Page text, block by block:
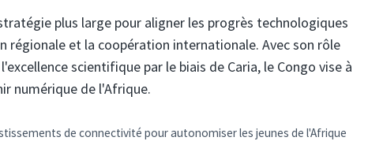
plus large pour aligner les progrès technologiques
et la coopération internationale. Avec son rôle
scientifique par le biais de Caria, le Congo vise à
numérique de l'Afrique.
de connectivité pour autonomiser les jeunes de l'Afrique